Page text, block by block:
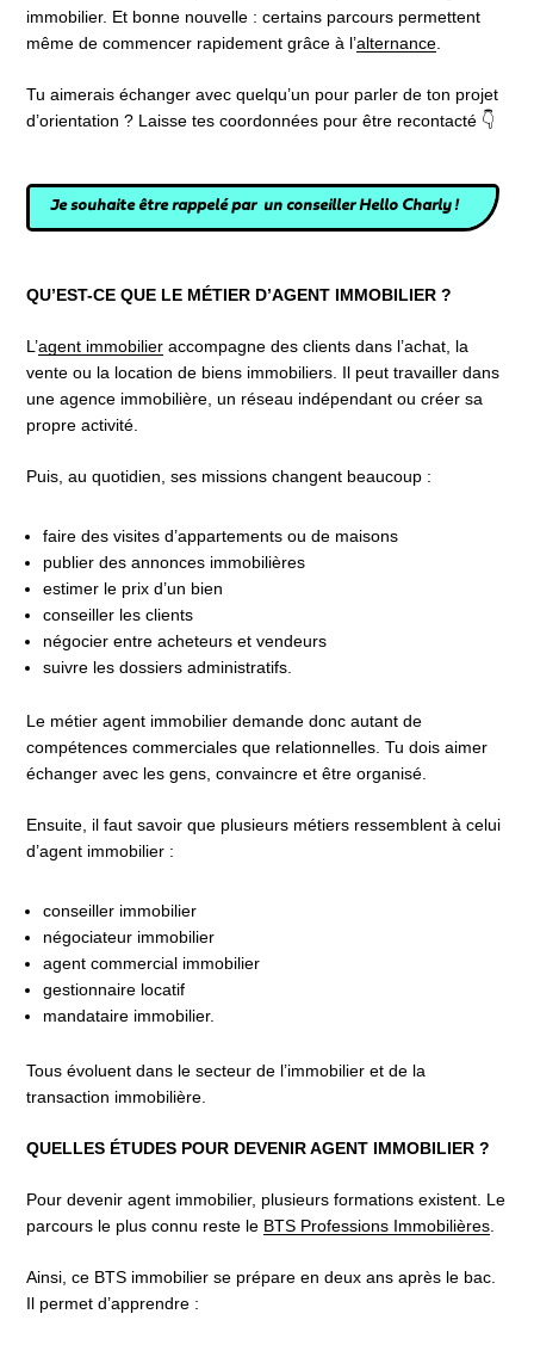
immobilier. Et bonne nouvelle : certains parcours permettent
même de commencer rapidement grâce à l’alternance
Tu aimerais échanger avec quelqu’un pour parler de ton projet
d’orientation ? Laisse tes coordonnées pour être recontacté 👇
Je souhaite être rappelé par un conseiller Hello Charly !
QU’EST-CE QUE LE MÉTIER D’AGENT IMMOBILIER ?
L’agent immobilier accompagne des clients dans l’achat, la
vente ou la location de biens immobiliers. Il peut travailler dans
une agence immobilière, un réseau indépendant ou créer sa
propre activité.
Puis, au quotidien, ses missions changent beaucoup :
faire des visites d’appartements ou de maisons
publier des annonces immobilières
estimer le prix d’un bien
conseiller les clients
négocier entre acheteurs et vendeurs
suivre les dossiers administratifs.
Le métier agent immobilier demande donc autant de
compétences commerciales que relationnelles. Tu dois aimer
échanger avec les gens, convaincre et être organisé.
Ensuite, il faut savoir que plusieurs métiers ressemblent à celui
d’agent immobilier :
conseiller immobilier
négociateur immobilier
agent commercial immobilier
gestionnaire locatif
mandataire immobilier.
Tous évoluent dans le secteur de l’immobilier et de la
transaction immobilière.
QUELLES ÉTUDES POUR DEVENIR AGENT IMMOBILIER ?
Pour devenir agent immobilier, plusieurs formations existent. Le
parcours le plus connu reste le BTS Professions Immobilières
Ainsi, ce BTS immobilier se prépare en deux ans après le bac.
Il permet d’apprendre :